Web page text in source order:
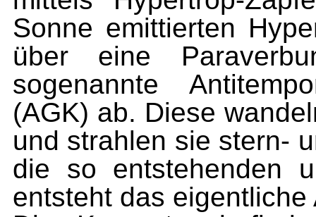
Sonne emittierten
über eine
sogenannte
(AGK) ab. Diese
und strahlen sie stern-
die so entstehenden
entsteht das eigentliche